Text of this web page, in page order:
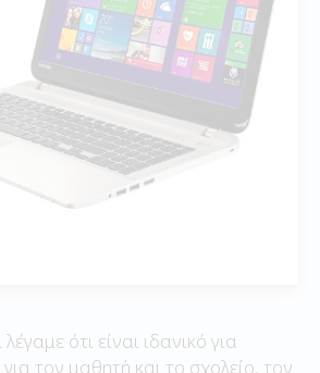
ότι είναι ιδανικό για
τον μαθητή και το σχολείο, τον